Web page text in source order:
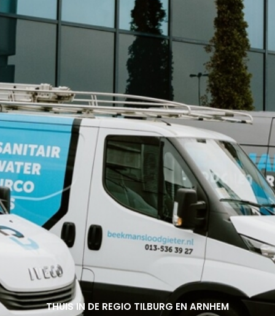
THUIS IN DE REGIO TILBURG EN ARNHEM
THUIS IN DE REGIO TILBURG EN ARNHEM
THUIS IN DE REGIO TILBURG EN ARNHEM